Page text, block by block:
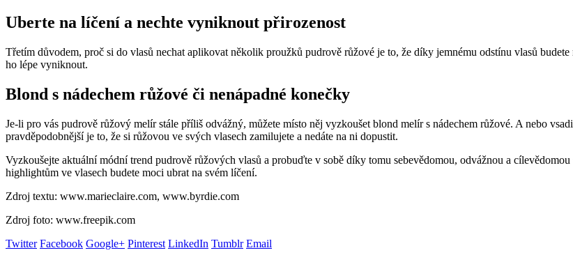
Uberte na líčení a nechte vyniknout přirozenost
Třetím důvodem, proč si do vlasů nechat aplikovat několik proužků pudrově růžové je to, že díky jemnému odstínu vlasů
ho lépe vyniknout.
Blond s nádechem růžové či nenápadné konečky
Je-li pro vás pudrově růžový melír stále příliš odvážný, můžete místo něj vyzkoušet blond melír s nádechem růžové. A nebo
pravděpodobnější je to, že si růžovou ve svých vlasech zamilujete a nedáte na ni dopustit.
Vyzkoušejte aktuální módní trend pudrově růžových vlasů a probuďte v sobě díky tomu sebevědomou, odvážnou a
highlightům ve vlasech budete moci ubrat na svém líčení.
Zdroj textu: www.marieclaire.com, www.byrdie.com
Zdroj foto: www.freepik.com
Twitter Facebook Google+ Pinterest LinkedIn Tumblr Email